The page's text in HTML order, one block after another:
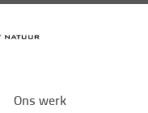
Ons werk